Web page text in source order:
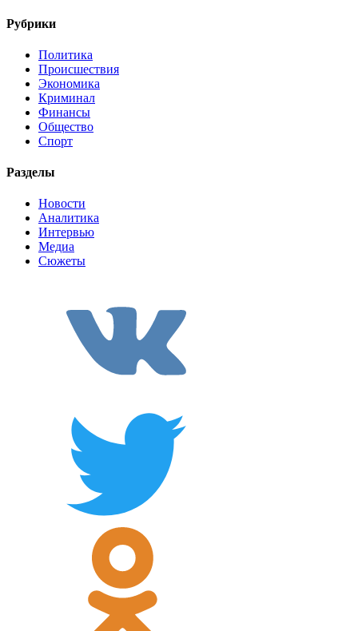
Рубрики
Политика
Происшествия
Экономика
Криминал
Финансы
Общество
Спорт
Разделы
Новости
Аналитика
Интервью
Медиа
Сюжеты